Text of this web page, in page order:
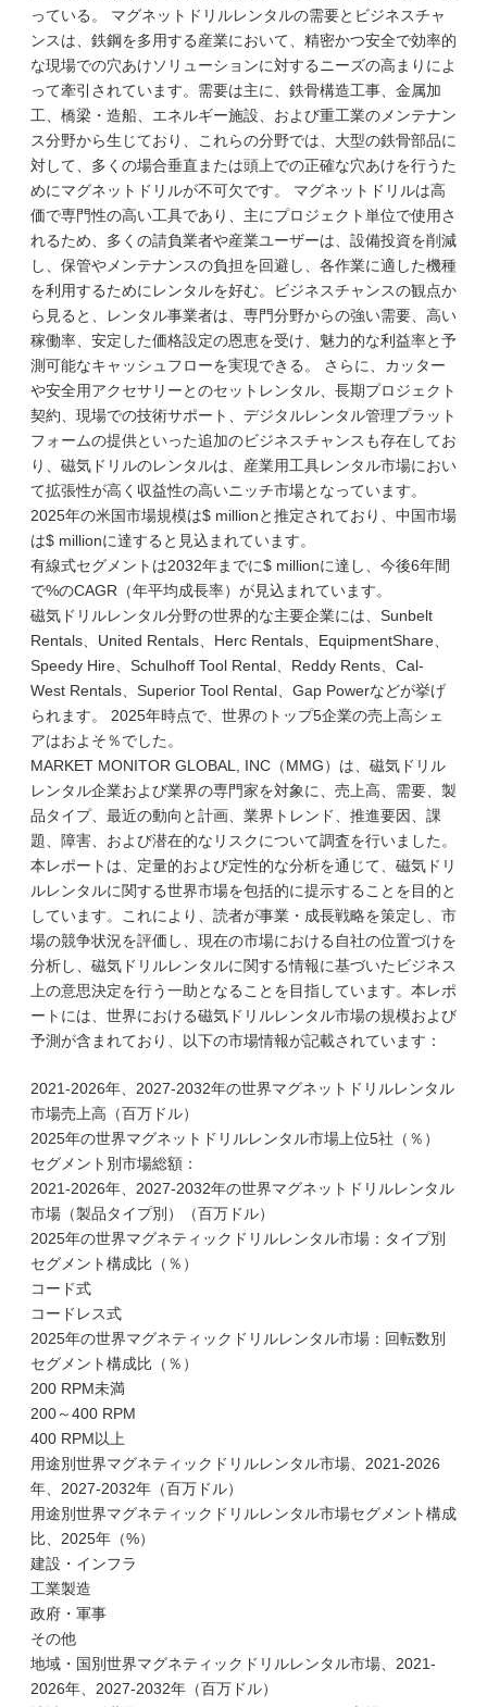
っている。 マグネットドリルレンタルの需要とビジネスチャ
ンスは、鉄鋼を多用する産業において、精密かつ安全で効率的
な現場での穴あけソリューションに対するニーズの高まりによ
って牽引されています。需要は主に、鉄骨構造工事、金属加
工、橋梁・造船、エネルギー施設、および重工業のメンテナン
ス分野から生じており、これらの分野では、大型の鉄骨部品に
対して、多くの場合垂直または頭上での正確な穴あけを行うた
めにマグネットドリルが不可欠です。 マグネットドリルは高
価で専門性の高い工具であり、主にプロジェクト単位で使用さ
れるため、多くの請負業者や産業ユーザーは、設備投資を削減
し、保管やメンテナンスの負担を回避し、各作業に適した機種
を利用するためにレンタルを好む。ビジネスチャンスの観点か
ら見ると、レンタル事業者は、専門分野からの強い需要、高い
稼働率、安定した価格設定の恩恵を受け、魅力的な利益率と予
測可能なキャッシュフローを実現できる。 さらに、カッター
や安全用アクセサリーとのセットレンタル、長期プロジェクト
契約、現場での技術サポート、デジタルレンタル管理プラット
フォームの提供といった追加のビジネスチャンスも存在してお
り、磁気ドリルのレンタルは、産業用工具レンタル市場におい
て拡張性が高く収益性の高いニッチ市場となっています。
2025年の米国市場規模は$ millionと推定されており、中国市場
は$ millionに達すると見込まれています。
有線式セグメントは2032年までに$ millionに達し、今後6年間
で%のCAGR（年平均成長率）が見込まれています。
磁気ドリルレンタル分野の世界的な主要企業には、Sunbelt
Rentals、United Rentals、Herc Rentals、EquipmentShare、
Speedy Hire、Schulhoff Tool Rental、Reddy Rents、Cal-
West Rentals、Superior Tool Rental、Gap Powerなどが挙げ
られます。 2025年時点で、世界のトップ5企業の売上高シェ
アはおよそ％でした。
MARKET MONITOR GLOBAL, INC（MMG）は、磁気ドリル
レンタル企業および業界の専門家を対象に、売上高、需要、製
品タイプ、最近の動向と計画、業界トレンド、推進要因、課
題、障害、および潜在的なリスクについて調査を行いました。
本レポートは、定量的および定性的な分析を通じて、磁気ドリ
ルレンタルに関する世界市場を包括的に提示することを目的と
しています。これにより、読者が事業・成長戦略を策定し、市
場の競争状況を評価し、現在の市場における自社の位置づけを
分析し、磁気ドリルレンタルに関する情報に基づいたビジネス
上の意思決定を行う一助となることを目指しています。本レポ
ートには、世界における磁気ドリルレンタル市場の規模および
予測が含まれており、以下の市場情報が記載されています：
2021-2026年、2027-2032年の世界マグネットドリルレンタル
市場売上高（百万ドル）
2025年の世界マグネットドリルレンタル市場上位5社（％）
セグメント別市場総額：
2021-2026年、2027-2032年の世界マグネットドリルレンタル
市場（製品タイプ別）（百万ドル）
2025年の世界マグネティックドリルレンタル市場：タイプ別
セグメント構成比（％）
コード式
コードレス式
2025年の世界マグネティックドリルレンタル市場：回転数別
セグメント構成比（％）
200 RPM未満
200～400 RPM
400 RPM以上
用途別世界マグネティックドリルレンタル市場、2021-2026
年、2027-2032年（百万ドル）
用途別世界マグネティックドリルレンタル市場セグメント構成
比、2025年（%）
建設・インフラ
工業製造
政府・軍事
その他
地域・国別世界マグネティックドリルレンタル市場、2021-
2026年、2027-2032年（百万ドル）